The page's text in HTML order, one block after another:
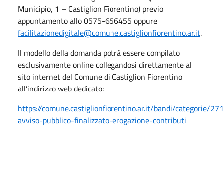
Municipio, 1 – Castiglion Fiorentino) previo
appuntamento allo 0575-656455 oppure
facilitazionedigitale@comune.castiglionfiorentino.ar.it.
Il modello della domanda potrà essere compilato
esclusivamente online collegandosi direttamente al
sito internet del Comune di Castiglion Fiorentino
all’indirizzo web dedicato:
https://comune.castiglionfiorentino.ar.it/bandi/categorie/
avviso-pubblico-finalizzato-erogazione-contributi